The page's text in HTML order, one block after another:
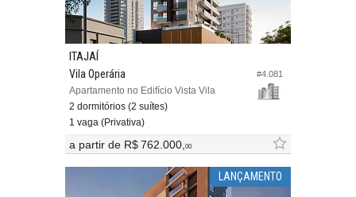
#4.081
ITAJAÍ
Vila Operária
Apartamento no Edifício Vista Vila
2 dormitórios (2 suítes)
1 vaga (Privativa)
a partir de R$ 762.000,00
LANÇAMENTO